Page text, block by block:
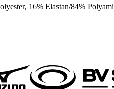
16% Elastan/84%